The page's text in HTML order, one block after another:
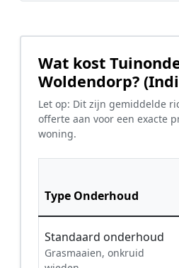
Wat kost
Woldendorp?
Let op: Dit zijn gemiddelde
offerte aan voor een exacte
woning.
Type Onderhoud
Standaard onderhoud
Grasmaaien, onkruid